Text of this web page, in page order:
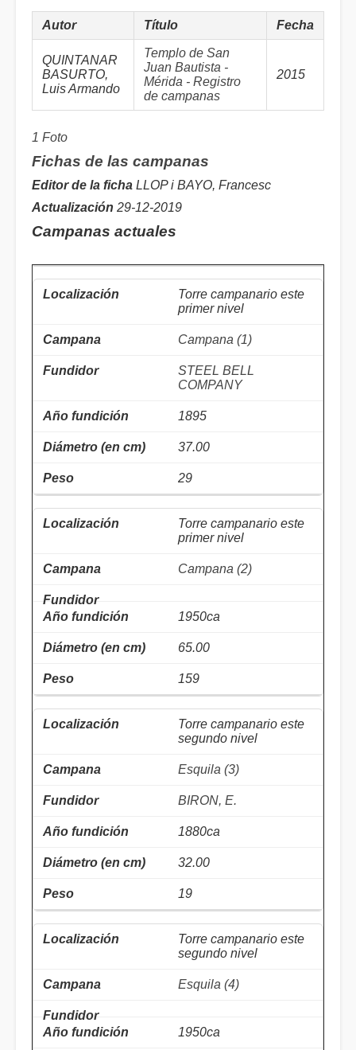
Autor Título Fecha
QUINTANAR
BASURTO,
Luis Armando
Templo de San
Juan Bautista -
Mérida - Registro
de campanas
2015
1 Foto
Fichas de las campanas
Editor de la ficha LLOP i BAYO, Francesc
Actualización 29-12-2019
Campanas actuales
Torre campanario este
primer nivel
Campana (1)
STEEL BELL
COMPANY
1895
37.00
29
Torre campanario este
primer nivel
Campana (2)
1950ca
65.00
159
Torre campanario este
segundo nivel
Esquila (3)
BIRON, E.
1880ca
32.00
19
Torre campanario este
segundo nivel
Esquila (4)
1950ca